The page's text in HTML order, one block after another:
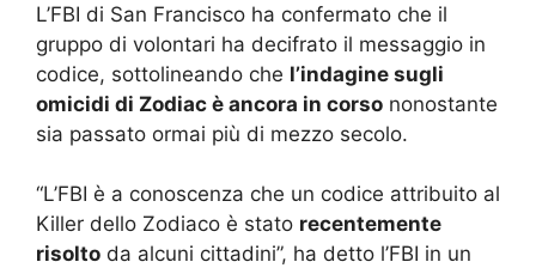
L’FBI di San Francisco ha confermato che il
gruppo di volontari ha decifrato il messaggio in
codice, sottolineando che l’indagine sugli
omicidi di Zodiac è ancora in corso nonostante
sia passato ormai più di mezzo secolo.
“L’FBI è a conoscenza che un codice attribuito al
Killer dello Zodiaco è stato recentemente
risolto da alcuni ​​cittadini”, ha detto l’FBI in un